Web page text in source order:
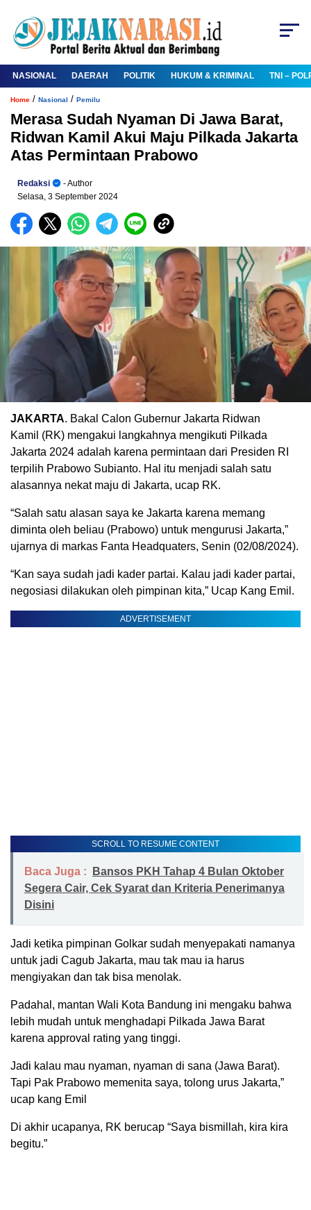
NASIONAL DAERAH POLITIK HUKUM & KRIMINAL TNI –
Home / Nasional / Pemilu
Merasa Sudah Nyaman Di Jawa Barat,
Ridwan Kamil Akui Maju Pilkada Jakarta
Atas Permintaan Prabowo
Redaksi
- Author
Selasa, 3 September 2024
JAKARTA. Bakal Calon Gubernur Jakarta Ridwan
Kamil (RK) mengakui langkahnya mengikuti Pilkada
Jakarta 2024 adalah karena permintaan dari Presiden RI
terpilih Prabowo Subianto. Hal itu menjadi salah satu
alasannya nekat maju di Jakarta, ucap RK.
“Salah satu alasan saya ke Jakarta karena memang
diminta oleh beliau (Prabowo) untuk mengurusi Jakarta,”
ujarnya di markas Fanta Headquaters, Senin (02/08/2024).
“Kan saya sudah jadi kader partai. Kalau jadi kader partai,
negosiasi dilakukan oleh pimpinan kita,” Ucap Kang Emil.
ADVERTISEMENT
SCROLL TO RESUME CONTENT
Baca Juga :
Bansos PKH Tahap 4 Bulan Oktober
Segera Cair, Cek Syarat dan Kriteria Penerimanya
Disini
Jadi ketika pimpinan Golkar sudah menyepakati namanya
untuk jadi Cagub Jakarta, mau tak mau ia harus
mengiyakan dan tak bisa menolak.
Padahal, mantan Wali Kota Bandung ini mengaku bahwa
lebih mudah untuk menghadapi Pilkada Jawa Barat
karena approval rating yang tinggi.
Jadi kalau mau nyaman, nyaman di sana (Jawa Barat).
Tapi Pak Prabowo memenita saya, tolong urus Jakarta,”
ucap kang Emil
Di akhir ucapanya, RK berucap “Saya bismillah, kira kira
begitu.”